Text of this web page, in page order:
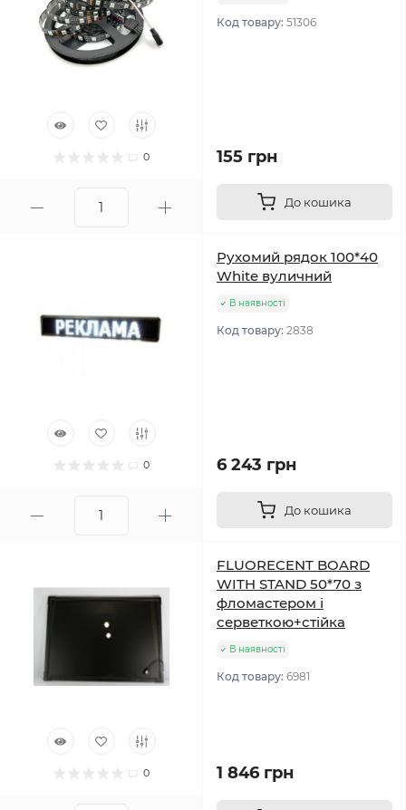
0
Код товару: 51306
155 грн
До кошика
0
Рухомий рядок 100*40
White вуличний
В наявності
Код товару: 2838
6 243 грн
До кошика
0
FLUORECENT BOARD
WITH STAND 50*70 з
фломастером і
серветкою+стійка
В наявності
Код товару: 6981
1 846 грн